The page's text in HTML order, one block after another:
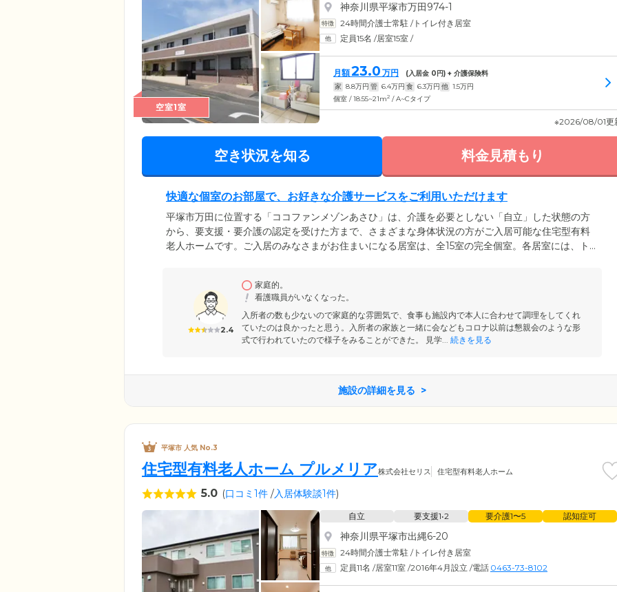
空室1室
神奈川県平塚市万田974-1
24時間介護士常駐 /トイレ付き居室
定員15名 /居室15室 /
月額23.0 万円 (入居金 0円) + 介護保険料
家 8.8万円 管 6.4万円 食 6.3万円 他 1.5万円
個室 / 18.55~21m2 / A~Cタイプ
※2026/08/01更
空き状況を知る 料金見積もり
快適な個室のお部屋で、お好きな介護サービスをご利用いただけます
平塚市万田に位置する「ココファンメゾンあさひ」は、介護を必要としない「自立」した状態の方
から、要支援・要介護の認定を受けた方まで、さまざまな身体状況の方がご入居可能な住宅型有料
老人ホームです。ご入居のみなさまがお住まいになる居室は、全15室の完全個室。各居室には、ト
っていただけます。これまで外部の介護サービスをご契約されていた方は、継続してご利用いただ
けますのでご安心ください。
2.4
家庭的。
看護職員がいなくなった。
入所者の数も少ないので家庭的な雰囲気で、食事も施設内で本人に合わせて調理をしてくれ
ていたのは良かったと思う。入所者の家族と一緒に会などもコロナ以前は懇親会のような形
式で行われていたので様子をみることができた。 見学...
続きを見る
施設の詳細を見る
平塚市 人気 No.3
住宅型有料老人ホーム プルメリア株式会社セリス 住宅型有料老人ホーム
5.0 (口コミ1件 /入居体験談1件)
自立 要支援1•2 要介護1〜5 認知症可
神奈川県平塚市出縄6-20
24時間介護士常駐 /トイレ付き居室
定員11名 /居室11室 /2016年4月設立 /電話 0463-73-8102